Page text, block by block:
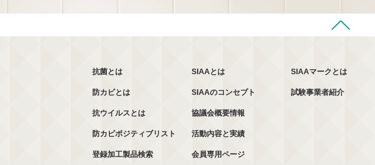
抗菌とは
防カビとは
抗ウイルスとは
防カビポジティブリスト
登録加工製品検索
SIAAとは
SIAAのコンセプト
協議会概要情報
活動内容と実績
会員専用ページ
SIAAマークとは
試験事業者紹介